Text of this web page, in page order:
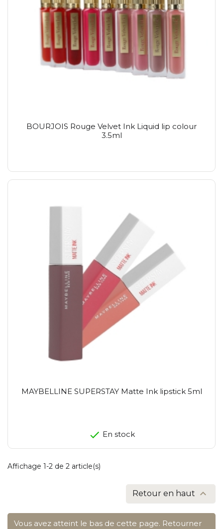
BOURJOIS Rouge Velvet Ink Liquid lip colour
3.5ml
MAYBELLINE SUPERSTAY Matte Ink lipstick 5ml
En stock
Affichage 1-2 de 2 article(s)
Retour en haut 
Vous avez atteint le bas de cette page. Retourner